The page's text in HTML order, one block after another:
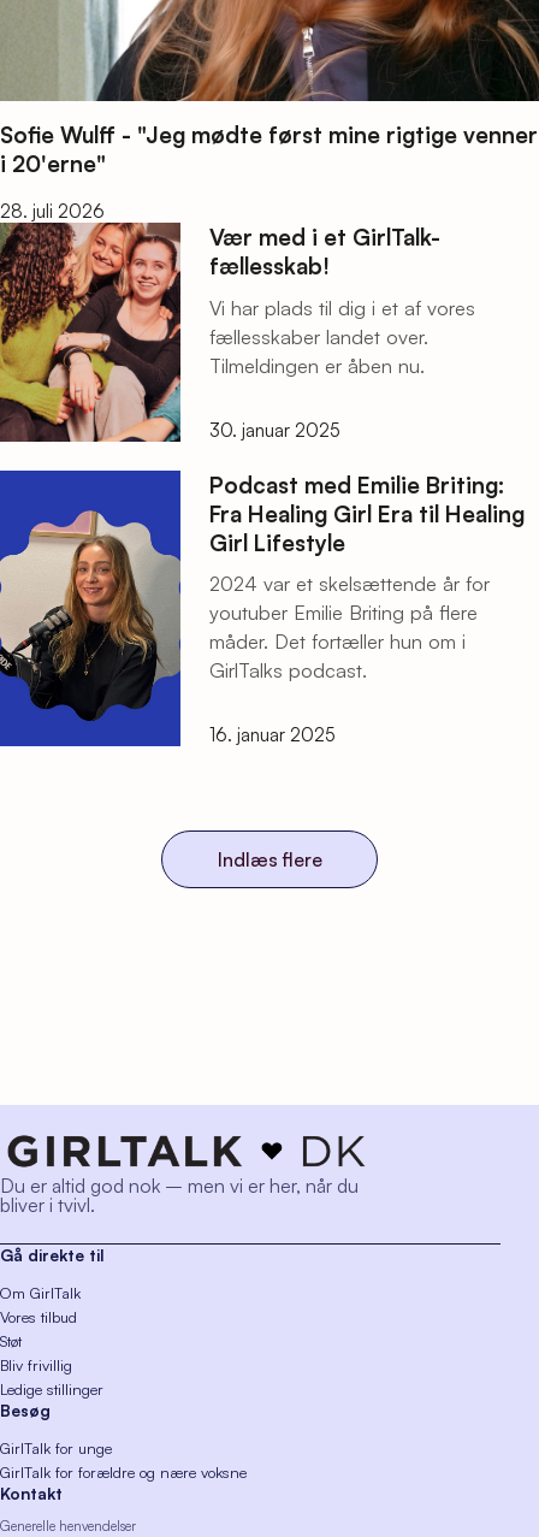
Sofie Wulff - "Jeg mødte først mine rigtige venner
i 20'erne"
28. juli 2026
Vær med i et GirlTalk-
fællesskab!
Vi har plads til dig i et af vores
fællesskaber landet over.
Tilmeldingen er åben nu.
30. januar 2025
Podcast med Emilie Briting:
Fra Healing Girl Era til Healing
Girl Lifestyle
2024 var et skelsættende år for
youtuber Emilie Briting på flere
måder. Det fortæller hun om i
GirlTalks podcast.
16. januar 2025
Indlæs flere
Du er altid god nok – men vi er her, når du
bliver i tvivl.
Gå direkte til
Om GirlTalk
Vores tilbud
Støt
Bliv frivillig
Ledige stillinger
Besøg
GirlTalk for unge
GirlTalk for forældre og nære voksne
Kontakt
Generelle henvendelser